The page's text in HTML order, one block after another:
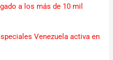
a los más de 10 mil
Venezuela activa en